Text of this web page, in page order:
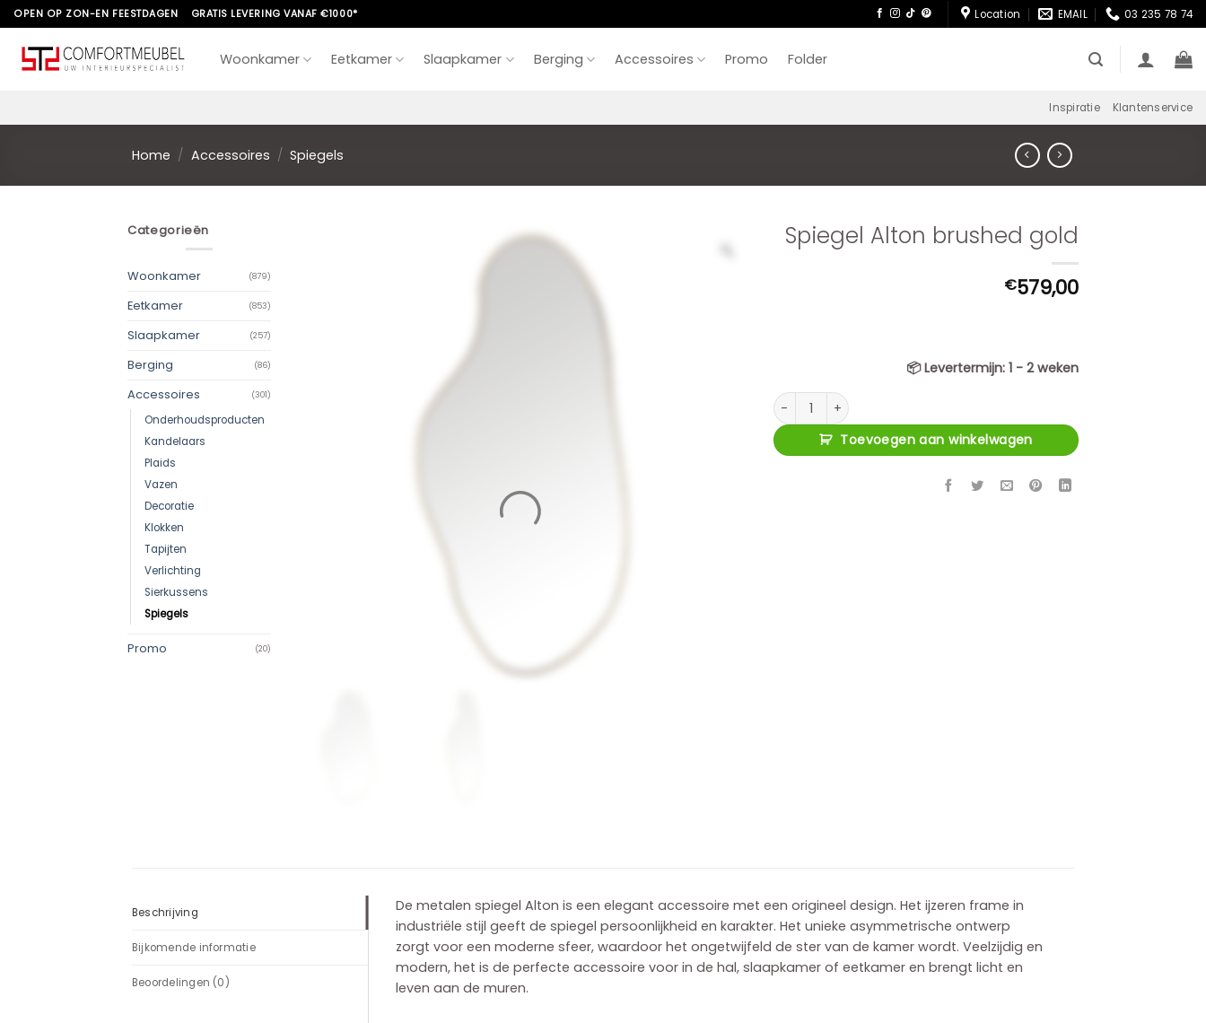
Skip
to
content
OPEN OP ZON-EN FEESTDAGEN GRATIS LEVERING VANAF €1000* Location EMAIL 03 235 78 74
Woonkamer Eetkamer Slaapkamer Berging Accessoires Promo Folder
Inspiratie Klantenservice
Home / Accessoires / Spiegels
Categorieën
Woonkamer (879)
Eetkamer (853)
Slaapkamer (257)
Berging (86)
Accessoires (301)
Onderhoudsproducten
Kandelaars
Plaids
Vazen
Decoratie
Klokken
Tapijten
Verlichting
Sierkussens
Spiegels
Promo (20)
Spiegel Alton brushed gold
€579,00
📦Levertermijn: 1 - 2 weken
Spiegel Alton brushed gold aantal
Toevoegen aan winkelwagen
Beschrijving
Bijkomende informatie
Beoordelingen (0)
De metalen spiegel Alton is een elegant accessoire met een origineel design. Het ijzeren frame in
industriële stijl geeft de spiegel persoonlijkheid en karakter. Het unieke asymmetrische ontwerp
zorgt voor een moderne sfeer, waardoor het ongetwijfeld de ster van de kamer wordt. Veelzijdig en
modern, het is de perfecte accessoire voor in de hal, slaapkamer of eetkamer en brengt licht en
leven aan de muren.